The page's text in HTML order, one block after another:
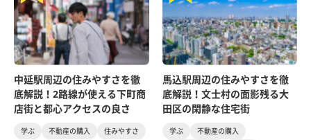
中延駅周辺の住みやすさを徹
底解説！2路線が使える下町商
店街と都心アクセスの良さ
学ぶ 不動産の購入 住みやすさ
馬込駅周辺の住みやすさを徹
底解説！文士村の面影残る大
田区の閑静な住宅街
学ぶ
不動産の購入